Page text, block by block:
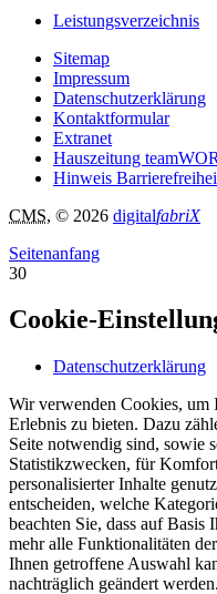
Leistungsverzeichnis
Sitemap
Impressum
Datenschutzerklärung
Kontaktformular
Extranet
Hauszeitung
Hinweis
CMS, © 2026 digitalfabriX
Seitenanfang
30
Cookie-
Datenschutzerklärung
Wir verwenden Cookies, um
Erlebnis zu bieten. Dazu
Seite notwendig sind, sowie
Statistikzwecken, für
personalisierter Inhalte
entscheiden, welche
beachten Sie, dass auf
mehr alle Funktionalitäten
Ihnen getroffene Auswahl
nachträglich geändert werden.